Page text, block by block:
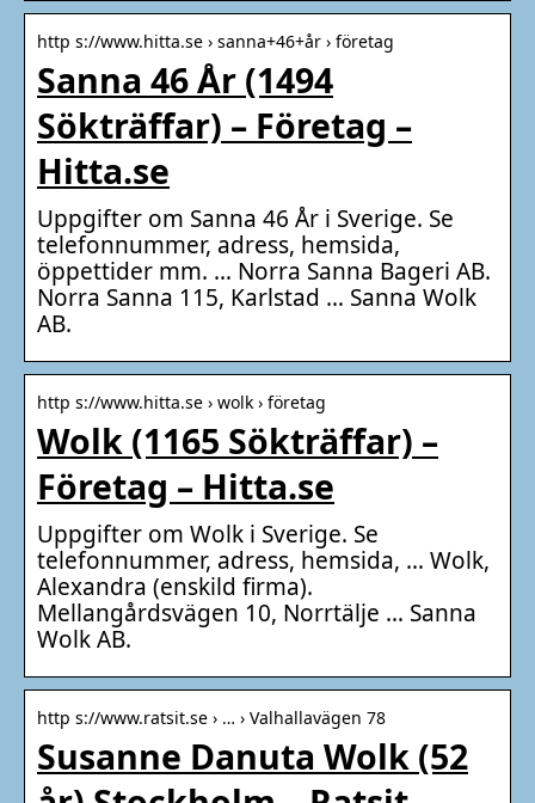
http s://www.hitta.se › sanna+46+år › företag
Sanna 46 År (1494
Sökträffar) – Företag –
Hitta.se
Uppgifter om Sanna 46 År i Sverige. Se
telefonnummer, adress, hemsida,
öppettider mm. … Norra Sanna Bageri AB.
Norra Sanna 115, Karlstad … Sanna Wolk
AB.
http s://www.hitta.se › wolk › företag
Wolk (1165 Sökträffar) –
Företag – Hitta.se
Uppgifter om Wolk i Sverige. Se
telefonnummer, adress, hemsida, … Wolk,
Alexandra (enskild firma).
Mellangårdsvägen 10, Norrtälje … Sanna
Wolk AB.
http s://www.ratsit.se › … › Valhallavägen 78
Susanne Danuta Wolk (52